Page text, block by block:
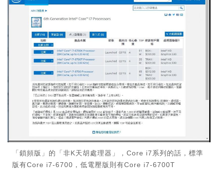
「鎖頻版」的「非K天胡處理器」，Core i7系列的話，標準
版有Core i7-6700，低電壓版則有Core i7-6700T